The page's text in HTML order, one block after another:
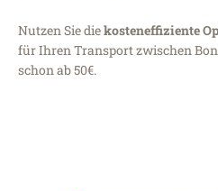
Nutzen Sie diekosteneffiziente
für Ihren Transport zwischen
schon ab 50€.